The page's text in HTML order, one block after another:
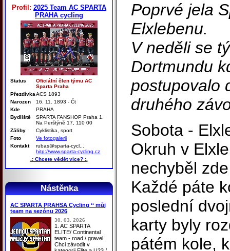
Profil: 2025 Team AC SPARTA
PRAHA cycling
Status
Oficiální člen týmu AC
Sparta Praha
PřezdívkaACS 1893
Narozen
16. 11. 1893 - Čt
Kde
PRAHA
Bydliště
SPARTA FANSHOP Praha 1.
Na Perštýně 17, 110 00
Záliby
Cyklistika, sport
Foto
Ve fotogalerii
Kontakt
rubas@sparta-cycl...
hitp://www.sparta-cycling.cz
.: Chcete vědět více? :.
Nástěnka
AC SPARTA PRAHSA Cycling ‘‘ můj
team na sezónu 2026
30. 03. 2026
1. AC SPARTA
ELITE/ Continental
team - road / gravel
Chci závodit v
Poprvé jela
Elxlebenu.
V neděli se
Dortmundu
postupovalo
druhého
Sobota -
Okruh v
nechyběl
Každé páte
poslední
karty byly
pátém kole,